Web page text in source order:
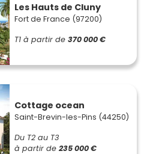
Les Hauts de Cluny
Fort de France (97200)
T1 à partir de 370 000 €
Cottage ocean
Saint-Brevin-les-Pins (44250)
Du T2 au T3
à partir de 235 000 €